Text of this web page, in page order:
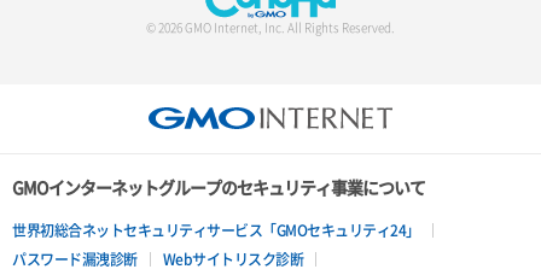
ポートデタッチ
ボリュームアタッチ
© 2026 GMO Internet, Inc. All Rights Reserved.
GMOインターネットグループのセキュリティ事業について
世界初総合ネットセキュリティサービス「GMOセキュリティ24」
パスワード漏洩診断
Webサイトリスク診断